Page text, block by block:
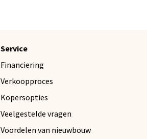
Service
Financiering
Verkoopproces
Kopersopties
Veelgestelde vragen
Voordelen van nieuwbouw